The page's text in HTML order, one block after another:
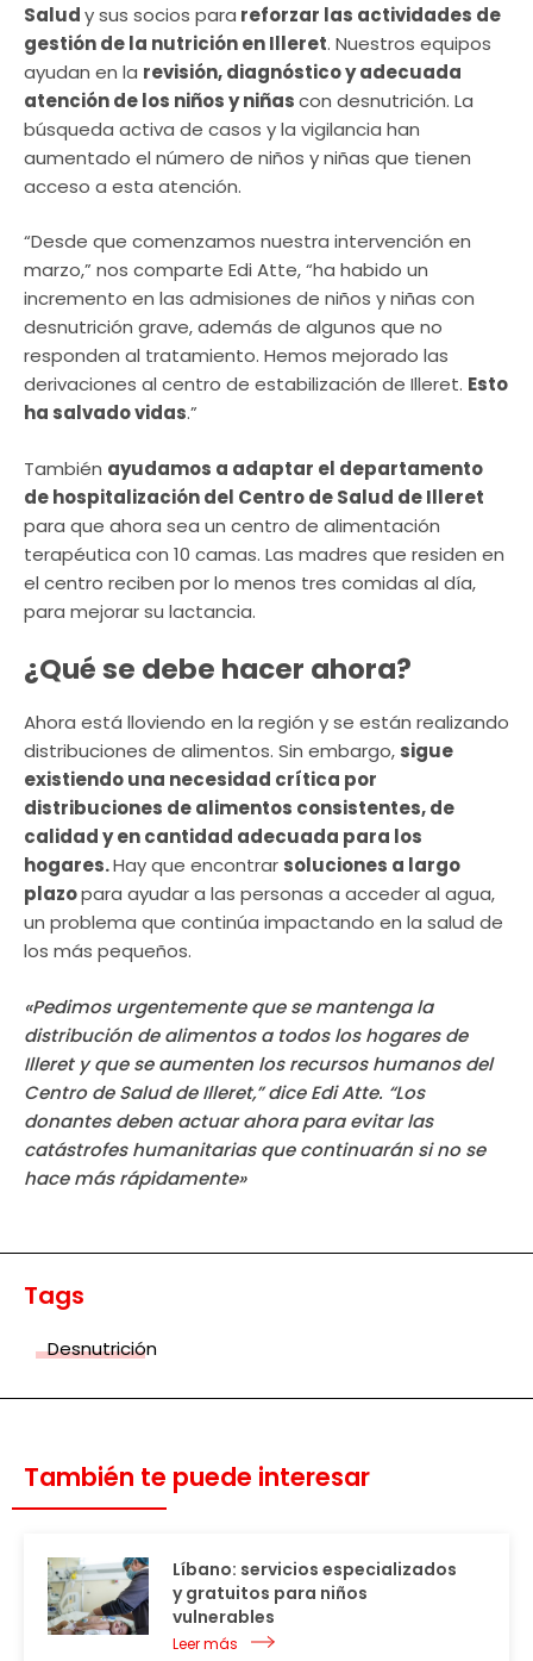
Saludy sus socios para reforzar las actividades de
gestión de la nutrición en Illeret. Nuestros equipos
ayudan en la revisión, diagnóstico y adecuada
atención de los niños y niñascon desnutrición. La
búsqueda activa de casos y la vigilancia han
aumentado el número de niños y niñas que tienen
acceso a esta atención.
“Desde que comenzamos nuestra intervención en
marzo,” nos comparte Edi Atte, “ha habido un
incremento en las admisiones de niños y niñas con
desnutrición grave, además de algunos que no
responden al tratamiento. Hemos mejorado las
derivaciones al centro de estabilización de Illeret. Esto
ha salvado vidas.”
También ayudamos a adaptar el departamento
de hospitalización del Centro de Salud de Illeret
para que ahora sea un centro de alimentación
terapéutica con 10 camas. Las madres que residen en
el centro reciben por lo menos tres comidas al día,
para mejorar su lactancia.
¿Qué se debe hacer ahora?
Ahora está lloviendo en la región y se están realizando
distribuciones de alimentos. Sin embargo, sigue
existiendo una necesidad crítica por
distribuciones de alimentos consistentes, de
calidad y en cantidad adecuada para los
hogares.Hay que encontrar soluciones a largo
plazopara ayudar a las personas a acceder al agua,
un problema que continúa impactando en la salud de
los más pequeños.
«Pedimos urgentemente que se mantenga la
distribución de alimentos a todos los hogares de
Illeret y que se aumenten los recursos humanos del
Centro de Salud de Illeret,” dice Edi Atte. “Los
donantes deben actuar ahora para evitar las
catástrofes humanitarias que continuarán si no se
hace más rápidamente»
Tags
Desnutrición
También te puede interesar
Líbano: servicios especializados
y gratuitos para niños
vulnerables
Leer más